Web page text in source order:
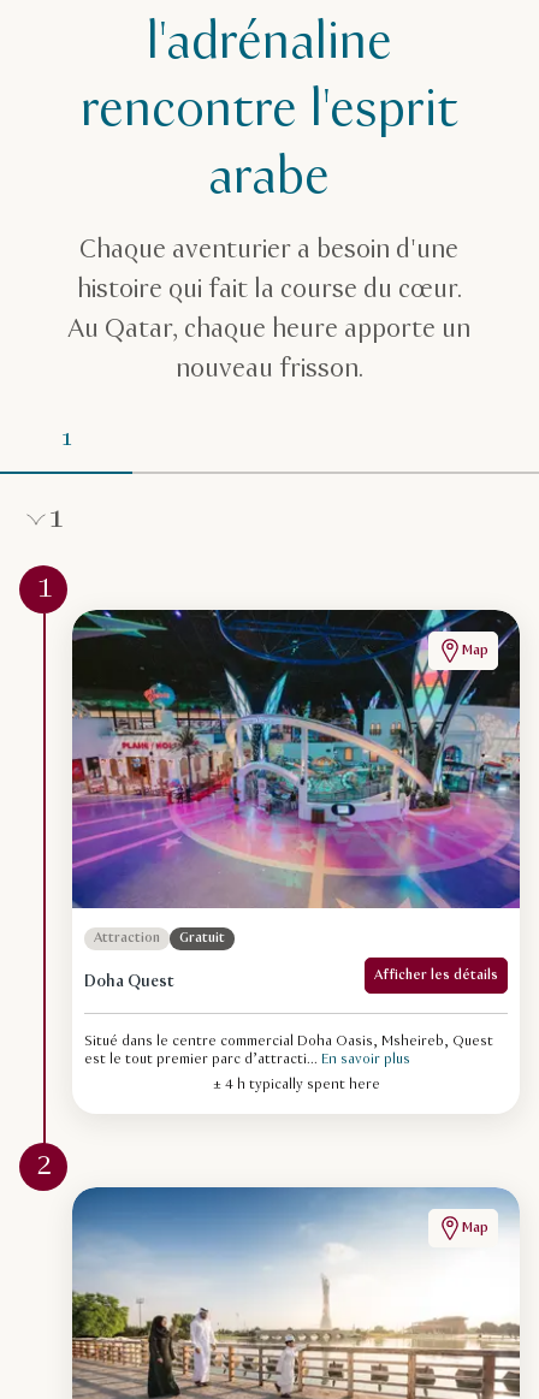
Itinéraire aventure et sport d'une journée
l'adrénaline
rencontre l'esprit
arabe
Chaque aventurier a besoin d'une
histoire qui fait la course du cœur.
Au Qatar, chaque heure apporte un
nouveau frisson.
1
1
1
Map
Attraction Gratuit
Doha Quest Afficher les détails
Situé dans le centre commercial Doha Oasis, Msheireb, Quest
est le tout premier parc d’attracti... En savoir plus
± 4 h typically spent here
2
Map